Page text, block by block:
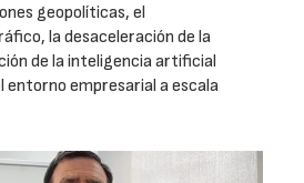
geopolíticas, el
la desaceleración de la
de la inteligencia artificial
empresarial a escala